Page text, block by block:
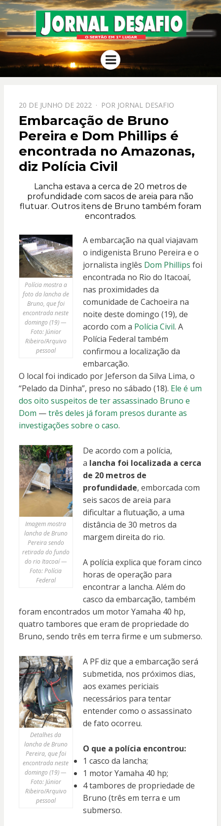
JORNAL
DESAFIO
O Sertão em 1º Lugar
Menu
PPOSTADO
EM
20 DE JUNHO DE 2022 POR JORNAL DESAFIO
Embarcação de Bruno
Pereira e Dom Phillips é
encontrada no Amazonas,
diz Polícia Civil
Lancha estava a cerca de 20 metros de
profundidade com sacos de areia para não
flutuar. Outros itens de Bruno também foram
encontrados.
Polícia mostra a
foto da lancha de
Bruno, que foi
encontrada neste
domingo (19) —
Foto: Júnior
Ribeiro/Arquivo
pessoal
A embarcação na qual viajavam
o indigenista Bruno Pereira e o
jornalista inglês Dom Phillips foi
encontrada no Rio do Itacoaí,
nas proximidades da
comunidade de Cachoeira na
noite deste domingo (19), de
acordo com a Polícia Civil. A
Polícia Federal também
confirmou a localização da
embarcação.
O local foi indicado por Jeferson da Silva Lima, o
“Pelado da Dinha”, preso no sábado (18). Ele é um
dos oito suspeitos de ter assassinado Bruno e
Dom —três deles já foram presos durante as
investigações sobre o caso.
Imagem mostra
lancha de Bruno
Pereira sendo
retirada do fundo
do rio Itacoaí —
Foto: Polícia
Federal
De acordo com a polícia,
a lancha foi localizada a cerca
de 20 metros de
profundidade, emborcada com
seis sacos de areia para
dificultar a flutuação, a uma
distância de 30 metros da
margem direita do rio.
A polícia explica que foram cinco
horas de operação para
encontrar a lancha. Além do
casco da embarcação, também
foram encontrados um motor Yamaha 40 hp,
quatro tambores que eram de propriedade do
Bruno, sendo três em terra firme e um submerso.
Detalhes da
lancha de Bruno
Pereira, que foi
encontrada neste
domingo (19) —
Foto: Júnior
Ribeiro/Arquivo
pessoal
A PF diz que a embarcação será
submetida, nos próximos dias,
aos exames periciais
necessários para tentar
entender como o assassinato
de fato ocorreu.
O que a polícia encontrou:
1 casco da lancha;
1 motor Yamaha 40 hp;
4 tambores de propriedade de
Bruno (três em terra e um
submerso.